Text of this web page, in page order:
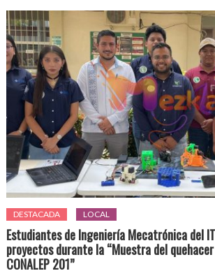
DESTACADA LOCAL
Estudiantes de Ingeniería Mecatrónica del
proyectos durante la “Muestra del
CONALEP 201”